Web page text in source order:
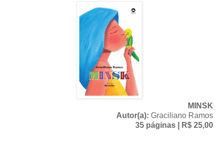
MINSK
Autor(a): Graciliano Ramos
35 páginas | R$ 25,00